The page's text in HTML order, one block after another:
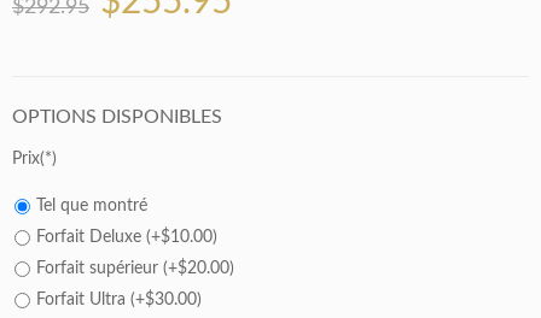
$292.95
OPTIONS DISPONIBLES
Prix
Tel que montré
Forfait Deluxe (+$10.00)
Forfait supérieur (+$20.00)
Forfait Ultra (+$30.00)